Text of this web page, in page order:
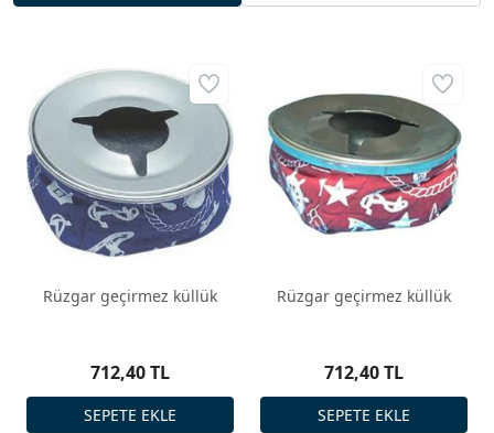
Rüzgar geçirmez küllük
712,40 TL
Rüzgar geçirmez küllük
712,40 TL